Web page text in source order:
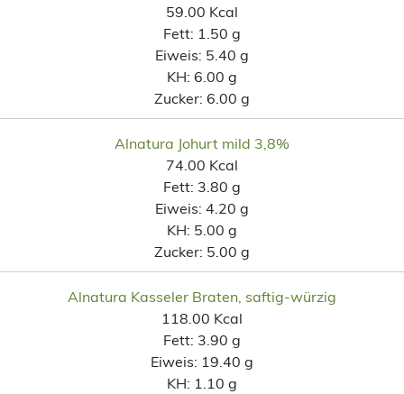
59.00 Kcal
Fett: 1.50 g
Eiweis: 5.40 g
KH: 6.00 g
Zucker: 6.00 g
Alnatura Johurt mild 3,8%
74.00 Kcal
Fett: 3.80 g
Eiweis: 4.20 g
KH: 5.00 g
Zucker: 5.00 g
Alnatura Kasseler Braten, saftig-würzig
118.00 Kcal
Fett: 3.90 g
Eiweis: 19.40 g
KH: 1.10 g